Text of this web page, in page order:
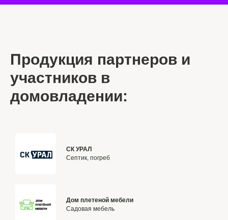
Продукция партнеров и
участников в
домовладении:
СК УРАЛ
Септик, погреб
Дом плетеной мебели
Садовая мебель